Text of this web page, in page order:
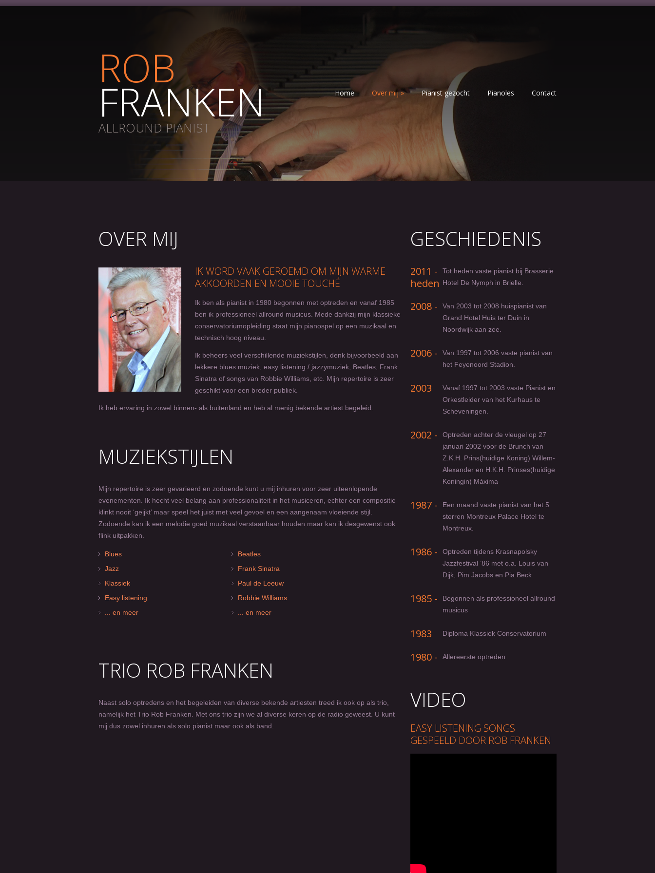
ROB
FRANKEN
ALLROUND PIANIST
Home Over mij» Pianist gezocht Pianoles Contact
OVER MIJ
IK WORD VAAK GEROEMD OM MIJN WARME
AKKOORDEN EN MOOIE TOUCHÉ
Ik ben als pianist in 1980 begonnen met optreden en vanaf 1985
ben ik professioneel allround musicus. Mede dankzij mijn klassieke
conservatoriumopleiding staat mijn pianospel op een muzikaal en
technisch hoog niveau.
Ik beheers veel verschillende muziekstijlen, denk bijvoorbeeld aan
lekkere blues muziek, easy listening / jazzymuziek, Beatles, Frank
Sinatra of songs van Robbie Williams, etc. Mijn repertoire is zeer
geschikt voor een breder publiek.
Ik heb ervaring in zowel binnen- als buitenland en heb al menig bekende artiest begeleid.
MUZIEKSTIJLEN
Mijn repertoire is zeer gevarieerd en zodoende kunt u mij inhuren voor zeer uiteenlopende
evenementen. Ik hecht veel belang aan professionaliteit in het musiceren, echter een compositie
klinkt nooit ‘geijkt’ maar speel het juist met veel gevoel en een aangenaam vloeiende stijl.
Zodoende kan ik een melodie goed muzikaal verstaanbaar houden maar kan ik desgewenst ook
flink uitpakken.
Blues
Jazz
Klassiek
Easy listening
... en meer
Beatles
Frank Sinatra
Paul de Leeuw
Robbie Williams
... en meer
TRIO ROB FRANKEN
Naast solo optredens en het begeleiden van diverse bekende artiesten treed ik ook op als trio,
namelijk het Trio Rob Franken. Met ons trio zijn we al diverse keren op de radio geweest. U kunt
mij dus zowel inhuren als solo pianist maar ook als band.
GESCHIEDENIS
2011 -
heden
Tot heden vaste pianist bij Brasserie
Hotel De Nymph in Brielle.
2008 -
Van 2003 tot 2008 huispianist van
Grand Hotel Huis ter Duin in
Noordwijk aan zee.
2006 -
Van 1997 tot 2006 vaste pianist van
het Feyenoord Stadion.
2003
Vanaf 1997 tot 2003 vaste Pianist en
Orkestleider van het Kurhaus te
Scheveningen.
2002 -
Optreden achter de vleugel op 27
januari 2002 voor de Brunch van
Z.K.H. Prins(huidige Koning) Willem-
Alexander en H.K.H. Prinses(huidige
Koningin) Máxima
1987 -
Een maand vaste pianist van het 5
sterren Montreux Palace Hotel te
Montreux.
1986 -
Optreden tijdens Krasnapolsky
Jazzfestival ’86 met o.a. Louis van
Dijk, Pim Jacobs en Pia Beck
1985 -
Begonnen als professioneel allround
musicus
1983 Diploma Klassiek Conservatorium
1980 - Allereerste optreden
VIDEO
EASY LISTENING SONGS
GESPEELD DOOR ROB FRANKEN